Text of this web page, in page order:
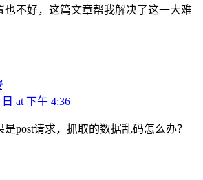
也不好，这篇文章帮我解决了这一大难
at 下午 4:36
post请求，抓取的数据乱码怎么办？